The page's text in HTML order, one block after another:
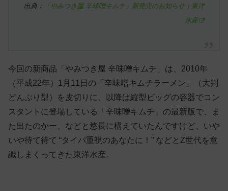
出典：
「やみつき屋 辛味噌キムチ」新発売のお知らせ｜東洋
水産
今回の新商品「やみつき屋 辛味噌キムチ」は、2010年
（平成22年）1月11日の「辛味噌キムチラーメン」（大判
どんぶり型）を皮切りに、以降は縦型ビッグの容器でコン
スタントに登場している「辛味噌キムチ」の最新版で、ま
た出たのかー、などと悠長に構えていたんですけど、いや
いや待て待て “タイパ重視のあなたに！” などとZ世代を意
識しまくってきた東洋水産。